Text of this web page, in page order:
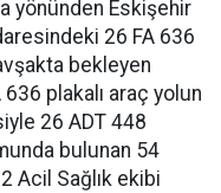
yönünden Eskişehir
26 FA 636
bekleyen
plakalı araç yolun
26 ADT 448
bulunan 54
Acil Sağlık ekibi